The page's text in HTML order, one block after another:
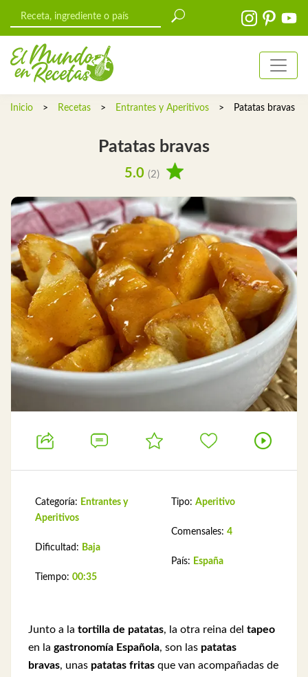
Inicio > Recetas > Entrantes y Aperitivos > Patatas bravas
Patatas bravas
5.0 (2)
Categoría: Entrantes y
Aperitivos
Dificultad: Baja
Tiempo: 00:35
Tipo: Aperitivo
Comensales: 4
País: España
Junto a la tortilla de patatas, la otra reina del tapeo
en la gastronomía Española, son las patatas
bravas, unas patatas fritas que van acompañadas de